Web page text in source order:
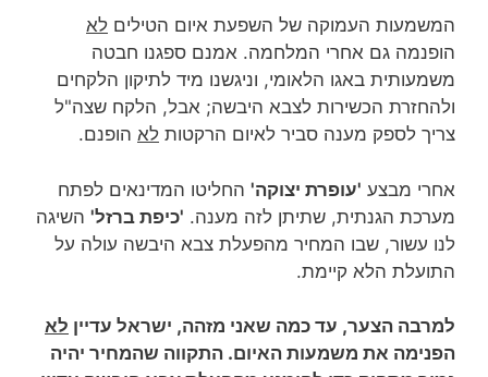
המשמעות העמוקה של השפעת איום הטילים לא
הופנמה גם אחרי המלחמה. אמנם ספגנו חבטה
משמעותית באגו הלאומי, וניגשנו מיד לתיקון הלקחים
ולהחזרת הכשירות לצבא היבשה; אבל, הלקח שצה"ל
צריך לספק מענה סביר לאיום הרקטות לא הופנם.
אחרי מבצע 'עופרת יצוקה' החליטו המדינאים לפתח
מערכת הגנתית, שתיתן לזה מענה. 'כיפת ברזל' השיגה
לנו עשור, שבו המחיר מהפעלת צבא היבשה עולה על
התועלת הלא קיימת.
למרבה הצער, עד כמה שאני מזהה, ישראל עדיין לא
הפנימה את משמעות האיום. התקווה שהמחיר יהיה